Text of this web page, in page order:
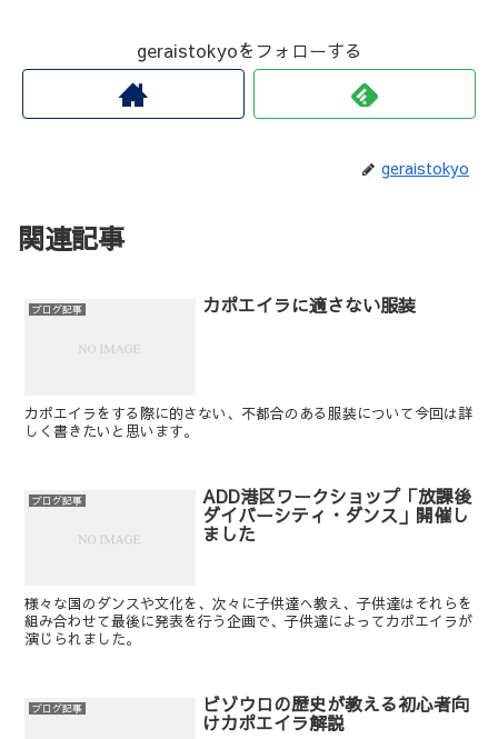
geraistokyoをフォローする
geraistokyo
関連記事
ブログ記事 カポエイラに適さない服装
カポエイラをする際に的さない、不都合のある服装について今回は詳
しく書きたいと思います。
ブログ記事 ADD港区ワークショップ「放課後
ダイバーシティ・ダンス」開催し
ました
様々な国のダンスや文化を、次々に子供達へ教え、子供達はそれらを
組み合わせて最後に発表を行う企画で、子供達によってカポエイラが
演じられました。
ブログ記事 ビゾウロの歴史が教える初心者向
けカポエイラ解説